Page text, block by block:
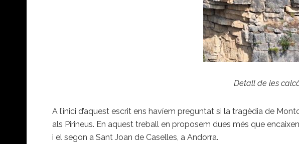
Detall de les
A l’inici d’aquest escrit ens havíem preguntat si la tragèdia de
als Pirineus. En aquest treball en proposem dues més que
i el segon a Sant Joan de Caselles, a Andorra.